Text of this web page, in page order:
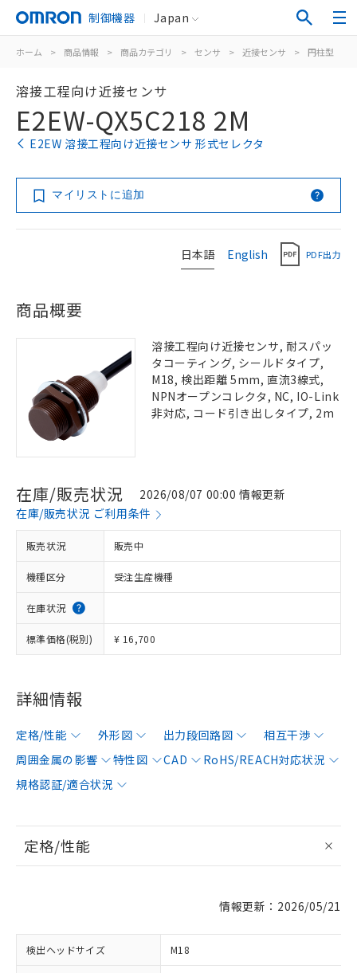
制御機器 Japan
ホーム > 商品情報 > 商品カテゴリ > センサ > 近接センサ > 円柱型
溶接工程向け近接センサ
E2EW-QX5C218 2M
E2EW 溶接工程向け近接センサ 形式セレクタ
マイリストに追加
日本語 English PDF出力
商品概要
溶接工程向け近接センサ, 耐スパッ
タコーティング, シールドタイプ,
M18, 検出距離 5mm, 直流3線式,
NPNオープンコレクタ, NC, IO-Link
非対応, コード引き出しタイプ, 2m
在庫/販売状況
2026/08/07 00:00 情報更新
在庫/販売状況 ご利用条件
販売状況 販売中
機種区分 受注生産機種
在庫状況
標準価格(税別) ¥ 16,700
詳細情報
定格/性能 外形図 出力段回路図
相互干渉
周囲金属の影響
特性図 CAD
RoHS/REACH対応状況
規格認証/適合状況
定格/性能
情報更新：2026/05/21
検出ヘッドサイズ M18